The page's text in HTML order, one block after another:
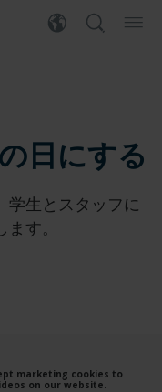
日にする
学生とスタッフに
す。
marketing cookies to
on our website.